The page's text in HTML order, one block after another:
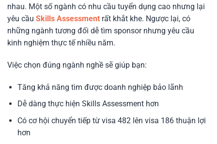
nhau. Một số ngành có nhu cầu tuyển dụng cao nhưng lại
yêu cầu Skills Assessment rất khắt khe. Ngược lại, có
những ngành tương đối dễ tìm sponsor nhưng yêu cầu
kinh nghiệm thực tế nhiều năm.
Việc chọn đúng ngành nghề sẽ giúp bạn:
Tăng khả năng tìm được doanh nghiệp bảo lãnh
Dễ dàng thực hiện Skills Assessment hơn
Có cơ hội chuyển tiếp từ visa 482 lên visa 186 thuận lợi
hơn